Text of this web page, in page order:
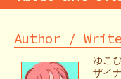
Author /
ゆこ
ザイ